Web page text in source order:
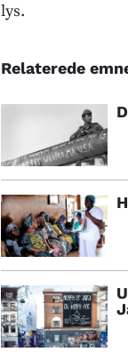
lys.
Relaterede